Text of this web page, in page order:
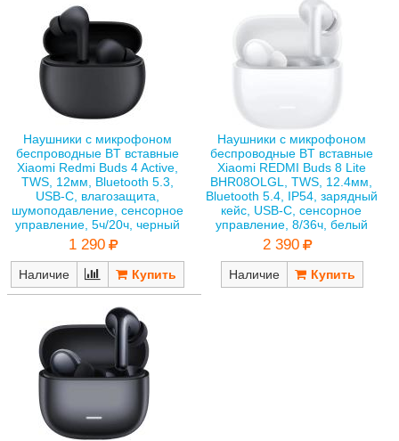
Наушники с микрофоном
беспроводные BT вставные
Xiaomi Redmi Buds 4 Active,
TWS, 12мм, Bluetooth 5.3,
USB-С, влагозащита,
шумоподавление, сенсорное
управление, 5ч/20ч, черный
1 290
Наличие
Наушники с микрофоном
беспроводные BT вставные
Xiaomi REDMI Buds 8 Lite
BHR08OLGL, TWS, 12.4мм,
Bluetooth 5.4, IP54, зарядный
кейс, USB-С, сенсорное
управление, 8/36ч, белый
2 390
Наличие